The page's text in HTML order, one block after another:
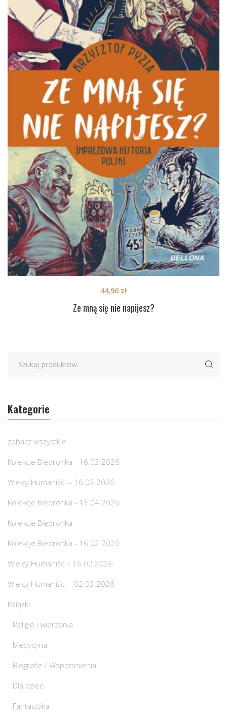
Ze mną się nie napijesz?
44,90 zł
Kategorie
zobacz wszystkie
Kolekcje Biedronka - 16.03.2026
Wielcy Humaniści – 16.03.2026
Kolekcje Biedronka - 13.04.2026
Kolekcje Biedronka
Kolekcje Biedronka - 16.02.2026
Wielcy Humaniści - 16.02.2026
Wielcy Humaniści – 02.03.2026
Książki
Religie i wierzenia
Medycyna
Biografie / Wspomnienia
Dla dzieci
Fantastyka